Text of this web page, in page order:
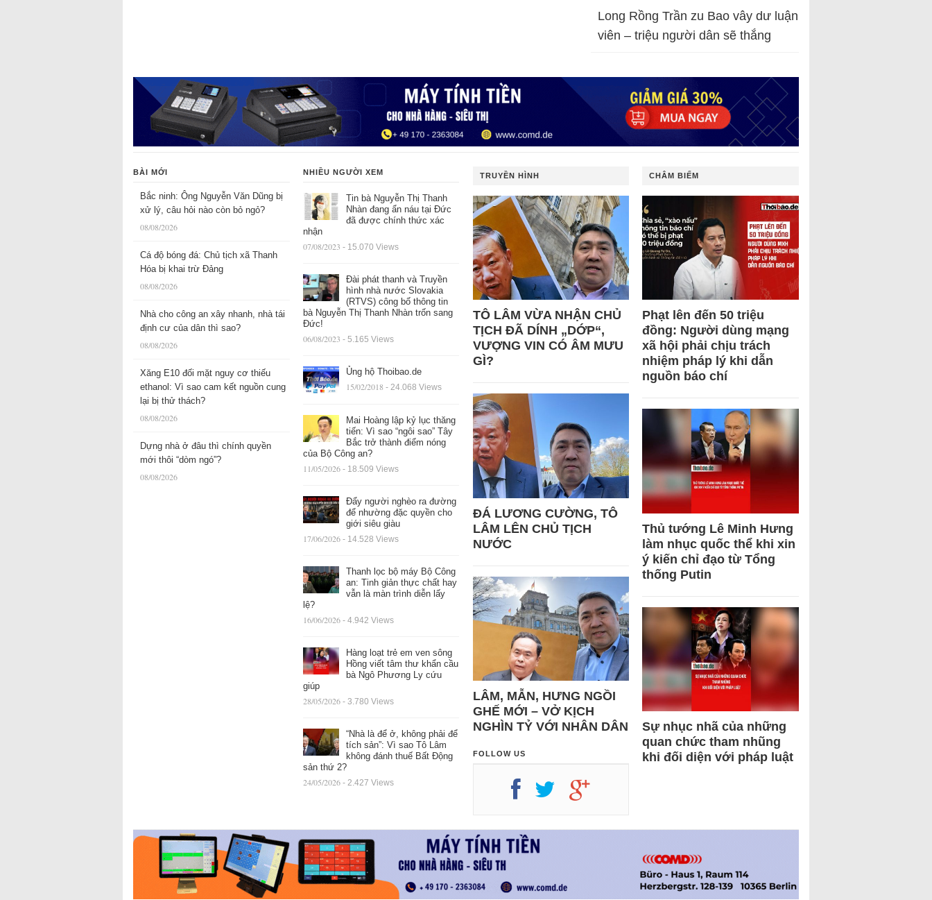
Long Rồng Trần zu Bao vây dư luận
viên – triệu người dân sẽ thắng
BÀI MỚI
Bắc ninh: Ông Nguyễn Văn Dũng bị
xử lý, câu hỏi nào còn bỏ ngỏ?
08/08/2026
Cá độ bóng đá: Chủ tịch xã Thanh
Hóa bị khai trừ Đảng
08/08/2026
Nhà cho công an xây nhanh, nhà tái
định cư của dân thì sao?
08/08/2026
Xăng E10 đối mặt nguy cơ thiếu
ethanol: Vì sao cam kết nguồn cung
lại bị thử thách?
08/08/2026
Dựng nhà ở đâu thì chính quyền
mới thôi “dòm ngó”?
08/08/2026
NHIỀU NGƯỜI XEM
Tin bà Nguyễn Thị Thanh
Nhàn đang ẩn náu tại Đức
đã được chính thức xác
nhận
07/08/2023 - 15.070 Views
Đài phát thanh và Truyền
hình nhà nước Slovakia
(RTVS) công bố thông tin
bà Nguyễn Thị Thanh Nhàn trốn sang
Đức!
06/08/2023 - 5.165 Views
Ủng hộ Thoibao.de
15/02/2018 - 24.068 Views
Mai Hoàng lập kỷ lục thăng
tiến: Vì sao “ngôi sao” Tây
Bắc trở thành điểm nóng
của Bộ Công an?
11/05/2026 - 18.509 Views
Đẩy người nghèo ra đường
để nhường đặc quyền cho
giới siêu giàu
17/06/2026 - 14.528 Views
Thanh lọc bộ máy Bộ Công
an: Tinh giản thực chất hay
vẫn là màn trình diễn lấy
lệ?
16/06/2026 - 4.942 Views
Hàng loạt trẻ em ven sông
Hồng viết tâm thư khẩn cầu
bà Ngô Phương Ly cứu
giúp
28/05/2026 - 3.780 Views
“Nhà là để ở, không phải để
tích sản”: Vì sao Tô Lâm
không đánh thuế Bất Động
sản thứ 2?
24/05/2026 - 2.427 Views
TRUYỀN HÌNH
TÔ LÂM VỪA NHẬN CHỦ
TỊCH ĐÃ DÍNH „DỚP“,
VƯỢNG VIN CÓ ÂM MƯU
GÌ?
ĐÁ LƯƠNG CƯỜNG, TÔ
LÂM LÊN CHỦ TỊCH
NƯỚC
LÂM, MẪN, HƯNG NGỒI
GHẾ MỚI – VỞ KỊCH
NGHÌN TỶ VỚI NHÂN DÂN
FOLLOW US
CHÂM BIẾM
Phạt lên đến 50 triệu
đồng: Người dùng mạng
xã hội phải chịu trách
nhiệm pháp lý khi dẫn
nguồn báo chí
Thủ tướng Lê Minh Hưng
làm nhục quốc thể khi xin
ý kiến chỉ đạo từ Tổng
thống Putin
Sự nhục nhã của những
quan chức tham nhũng
khi đối diện với pháp luật